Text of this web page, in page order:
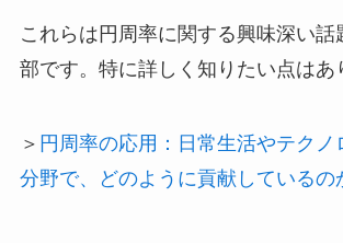
これらは円周率に関する興味深い話
部です。特に詳しく知りたい点はあ
＞ 円周率の応用：日常生活やテクノ
分野で、どのように貢献しているの